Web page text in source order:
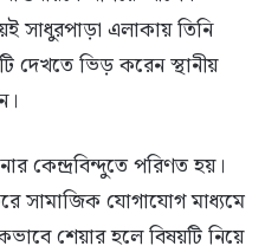
সাধুরপাড়া এলাকায় তিনি
দেখতে ভিড় করেন স্থানীয়
কেন্দ্রবিন্দুতে পরিণত হয়।
সামাজিক যোগাযোগ মাধ্যমে
শেয়ার হলে বিষয়টি নিয়ে